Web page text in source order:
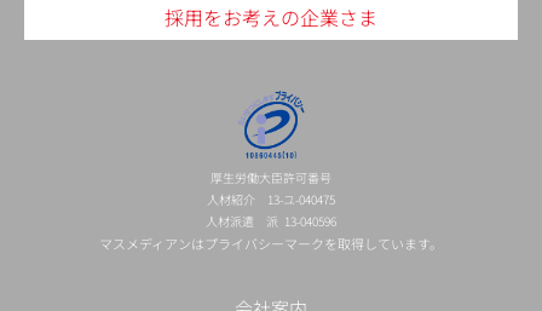
採用をお考えの企業さま
厚生労働大臣許可番号
人材紹介 13-ユ-040475
人材派遣 派 13-040596
マスメディアンはプライバシーマークを取得しています。